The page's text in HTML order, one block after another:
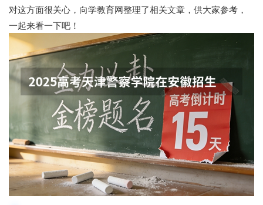
对这方面很关心，向学教育网整理了相关文章，供大家参考，
一起来看一下吧！